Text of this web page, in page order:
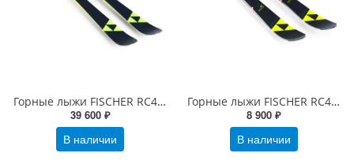
Горные лыжи FISCHER RC4 WORLDCUP RC c креплениями RC4 Z12
39 600 ₽
В наличии
Горные лыжи FISCHER RC4 RACE JR. c креплениями FJ4
8 900 ₽
В наличии